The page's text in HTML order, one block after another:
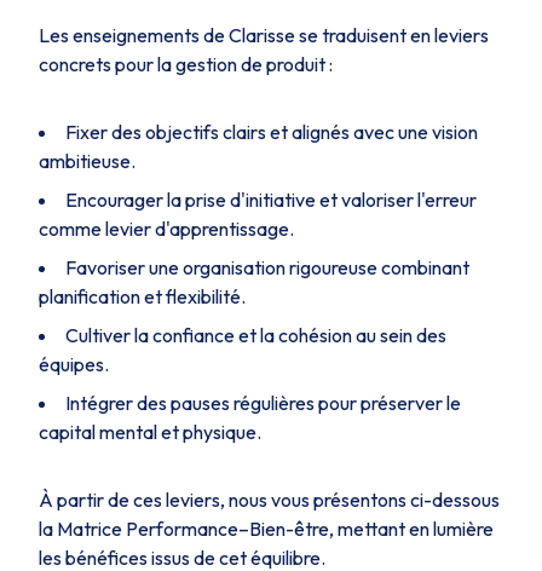
Les enseignements de Clarisse se traduisent en leviers
concrets pour la gestion de produit :
Fixer des objectifs clairs et alignés avec une vision
ambitieuse.
Encourager la prise d'initiative et valoriser l'erreur
comme levier d'apprentissage.
Favoriser une organisation rigoureuse combinant
planification et flexibilité.
Cultiver la confiance et la cohésion au sein des
équipes.
Intégrer des pauses régulières pour préserver le
capital mental et physique.
À partir de ces leviers, nous vous présentons ci-dessous
la Matrice Performance–Bien-être, mettant en lumière
les bénéfices issus de cet équilibre.